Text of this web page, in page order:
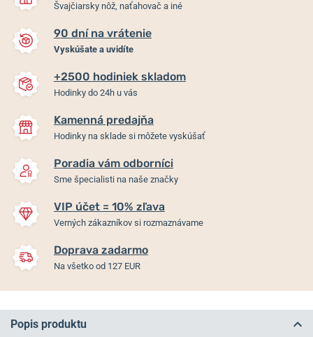
Švajčiarsky nôž, naťahovač a iné
90 dní na vrátenie
Vyskúšate a uvidíte
+2500 hodiniek skladom
Hodinky do 24h u vás
Kamenná predajňa
Hodinky na sklade si môžete vyskúšať
Poradia vám odborníci
Sme špecialisti na naše značky
VIP účet = 10% zľava
Verných zákazníkov si rozmaznávame
Doprava zadarmo
Na všetko od 127 EUR
Popis produktu